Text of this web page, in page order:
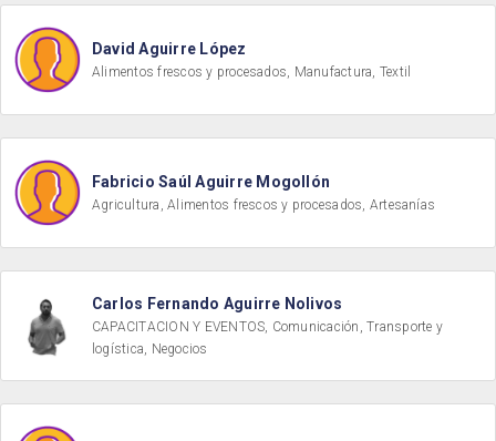
David Aguirre López
Alimentos frescos y procesados, Manufactura, Textil
Fabricio Saúl Aguirre Mogollón
Agricultura, Alimentos frescos y procesados, Artesanías
Carlos Fernando Aguirre Nolivos
CAPACITACION Y EVENTOS, Comunicación, Transporte y
logística, Negocios